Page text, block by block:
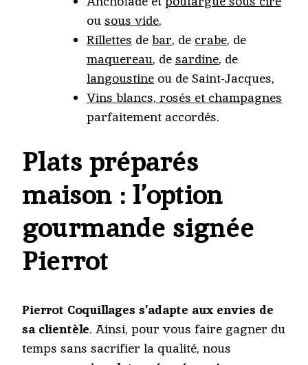
ou sous vide,
Rillettes de bar, de crabe, de
maquereau, de sardine, de
langoustine ou de Saint-Jacques,
Vins blancs, rosés et champagnes
parfaitement accordés.
Plats préparés
maison : l’option
gourmande signée
Pierrot
Pierrot Coquillages s’adapte aux envies de
sa clientèle. Ainsi, pour vous faire gagner du
temps sans sacrifier la qualité, nous